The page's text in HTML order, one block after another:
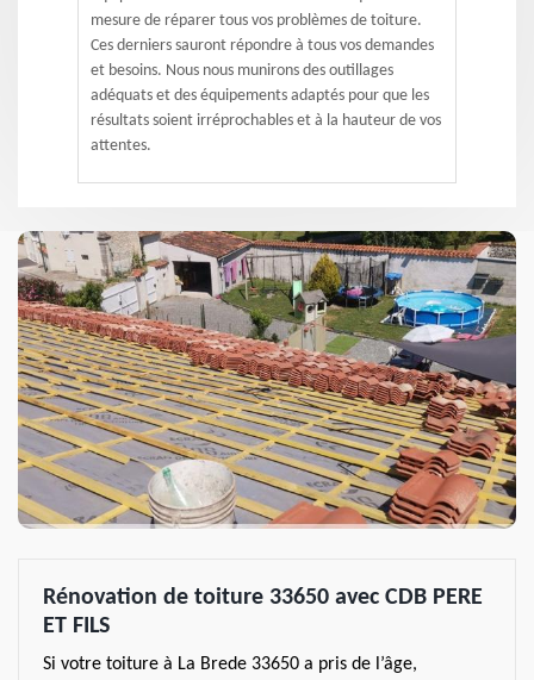
mesure de réparer tous vos problèmes de toiture.
Ces derniers sauront répondre à tous vos demandes
et besoins. Nous nous munirons des outillages
adéquats et des équipements adaptés pour que les
résultats soient irréprochables et à la hauteur de vos
attentes.
Rénovation de toiture 33650 avec CDB PERE
ET FILS
Si votre toiture à La Brede 33650 a pris de l’âge,